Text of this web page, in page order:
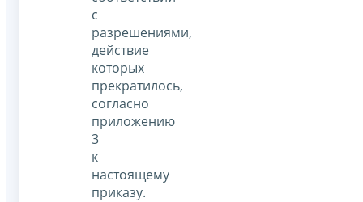
с
разрешениями,
действие
которых
прекратилось,
согласно
приложению
3
к
настоящему
приказу.